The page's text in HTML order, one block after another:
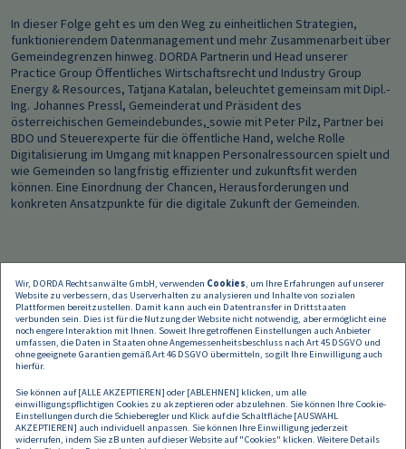
In dieser Folge geht es um den Weg zu einheitlichen Strategien,
funktionierendem Datenmanagement und mehr Zusammenarbeit über
Gemeindegrenzen hinweg. DORDA Partnerin und Head unserer
Practice Group Öffentliches Wirtschaftsrecht und Industry Group
Energy & Resources, Tatjana Katalan, beleuchtet gemeinsam mit Dipl.-
Ing. Johannes Pressl, Gemeinderat und Präsident des
österreichischen Gemeindebundes, sowie mit Peter Pilz, Partner bei
BDO und Steuerexperte für die öffentliche Hand, welche Rolle
Digitalisierung im Umgang mit knappen Personalressourcen spielt und
wie Gemeinden so langfristig effizienter und zukunftsfit werden
können. Eine Einordnung der Chancen, Herausforderungen und
konkreten Ansatzpunkte für die digitale Zukunft der Gemeinden.
Wir, DORDA Rechtsanwälte GmbH, verwenden Cookies, um Ihre Erfahrungen auf unserer
Website zu verbessern, das Userverhalten zu analysieren und Inhalte von sozialen
Plattformen bereitzustellen. Damit kann auch ein Datentransfer in Drittstaaten
verbunden sein. Dies ist für die Nutzung der Website nicht notwendig, aber ermöglicht eine
noch engere Interaktion mit Ihnen. Soweit Ihre getroffenen Einstellungen auch Anbieter
umfassen, die Daten in Staaten ohne Angemessenheitsbeschluss nach Art 45 DSGVO und
ohne geeignete Garantien gemäß Art 46 DSGVO übermitteln, so gilt Ihre Einwilligung auch
hierfür.
Sie können auf [ALLE AKZEPTIEREN] oder [ABLEHNEN] klicken, um alle
einwilligungspflichtigen Cookies zu akzeptieren oder abzulehnen. Sie können Ihre Cookie-
Einstellungen durch die Schieberegler und Klick auf die Schaltfläche [AUSWAHL
AKZEPTIEREN] auch individuell anpassen. Sie können Ihre Einwilligung jederzeit
widerrufen, indem Sie zB unten auf dieser Website auf "Cookies" klicken. Weitere Details